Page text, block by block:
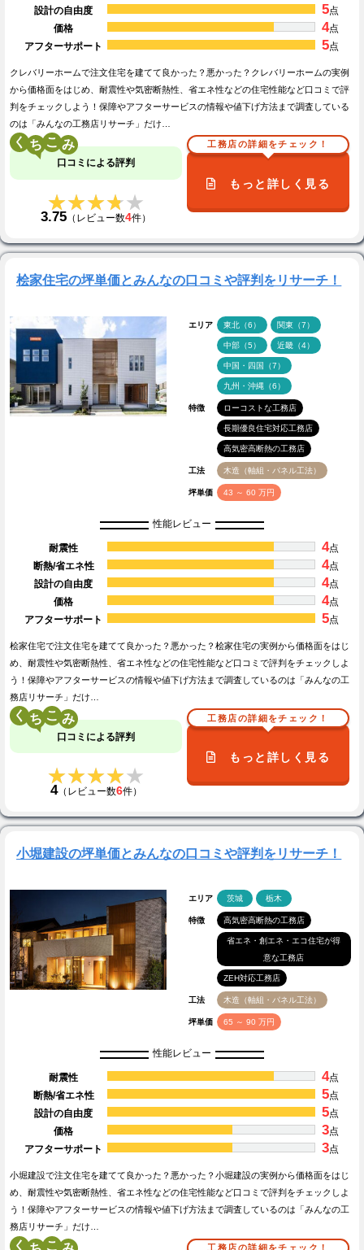
設計の自由度
5点
価格
4点
アフターサポート
5点
クレバリーホームで注文住宅を建てて良かった？悪かった？クレバリーホームの実例
から価格面をはじめ、耐震性や気密断熱性、省エネ性などの住宅性能など口コミで評
判をチェックしよう！保障やアフターサービスの情報や値下げ方法まで調査している
のは「みんなの工務店リサーチ」だけ…
く こ
口コミによる評判
★★★★★
★★★★★
3.75 （レビュー数4件）
工務店の詳細をチェック！
もっと詳しく見る
桧家住宅の坪単価とみんなの口コミや評判をリサーチ！
エリア 東北（6） 関東（7）
中部（5） 近畿（4）
中国・四国（7）
九州・沖縄（6）
特徴 ローコストな工務店
長期優良住宅対応工務店
高気密高断熱の工務店
工法 木造（軸組・パネル工法）
坪単価 43 ～ 60 万円
性能レビュー
耐震性 4点
断熱/省エネ性
4点
設計の自由度
4点
価格
4点
アフターサポート
5点
桧家住宅で注文住宅を建てて良かった？悪かった？桧家住宅の実例から価格面をはじ
め、耐震性や気密断熱性、省エネ性などの住宅性能など口コミで評判をチェックしよ
う！保障やアフターサービスの情報や値下げ方法まで調査しているのは「みんなの工
務店リサーチ」だけ…
く こ
口コミによる評判
★★★★★
★★★★★
4（レビュー数6件）
工務店の詳細をチェック！
もっと詳しく見る
小堀建設の坪単価とみんなの口コミや評判をリサーチ！
エリア 茨城 栃木
特徴 高気密高断熱の工務店
省エネ・創エネ・エコ住宅が得
意な工務店
ZEH対応工務店
工法 木造（軸組・パネル工法）
坪単価 65 ～ 90 万円
性能レビュー
耐震性 4点
断熱/省エネ性
5点
設計の自由度
5点
価格
3点
アフターサポート
3点
小堀建設で注文住宅を建てて良かった？悪かった？小堀建設の実例から価格面をはじ
め、耐震性や気密断熱性、省エネ性などの住宅性能など口コミで評判をチェックしよ
う！保障やアフターサービスの情報や値下げ方法まで調査しているのは「みんなの工
務店リサーチ」だけ…
く こ 工務店の詳細をチェック！